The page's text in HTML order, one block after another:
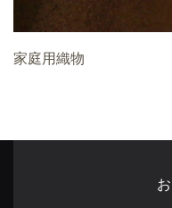
家庭用織物